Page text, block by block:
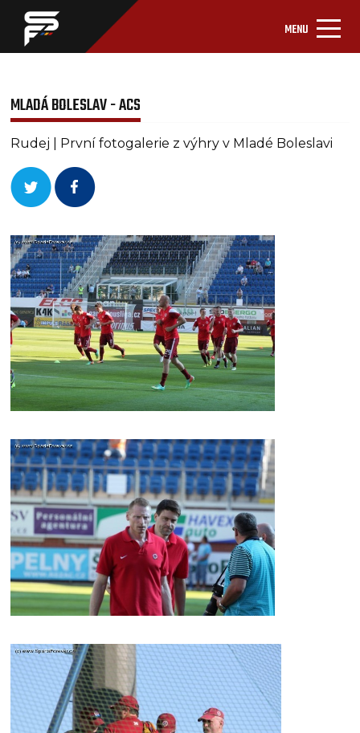
MENU
MLADÁ BOLESLAV - ACS
Rudej | První fotogalerie z výhry v Mladé Boleslavi